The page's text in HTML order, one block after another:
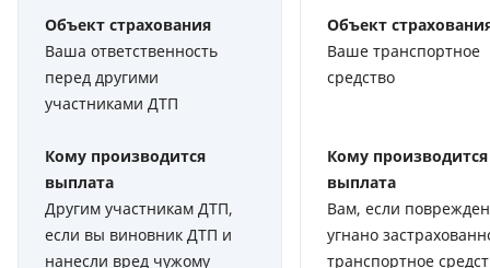
Объект страхования
Ваша ответственность
перед другими
участниками ДТП
Объект
Ваше транспортное
средство
Кому производится
выплата
Другим участникам ДТП,
если вы виновник ДТП и
нанесли вред чужому
Кому производится
выплата
Вам, если
угнано
транспортное